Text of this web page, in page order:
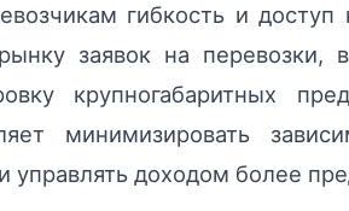
гибкость и доступ
заявок на перевозки,
крупногабаритных
минимизировать
управлять доходом более